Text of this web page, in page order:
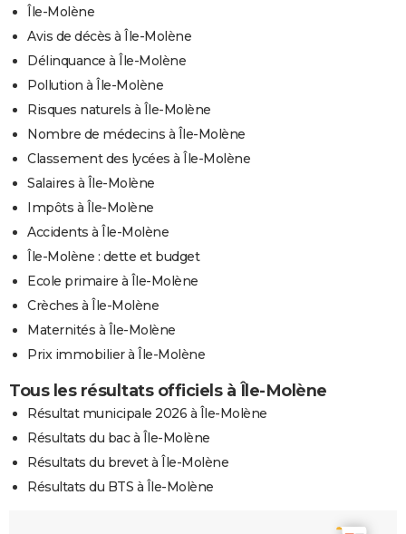
Île-Molène
Avis de décès à Île-Molène
Délinquance à Île-Molène
Pollution à Île-Molène
Risques naturels à Île-Molène
Nombre de médecins à Île-Molène
Classement des lycées à Île-Molène
Salaires à Île-Molène
Impôts à Île-Molène
Accidents à Île-Molène
Île-Molène : dette et budget
Ecole primaire à Île-Molène
Crèches à Île-Molène
Maternités à Île-Molène
Prix immobilier à Île-Molène
Tous les résultats officiels à Île-Molène
Résultat municipale 2026 à Île-Molène
Résultats du bac à Île-Molène
Résultats du brevet à Île-Molène
Résultats du BTS à Île-Molène